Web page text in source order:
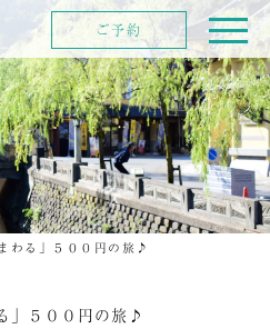
わる」５００円の旅♪
」５００円の旅♪
ご予約